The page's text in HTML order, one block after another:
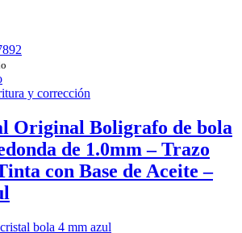
y corrección
Original Boligrafo de bola
de 1.0mm – Trazo
con Base de Aceite –